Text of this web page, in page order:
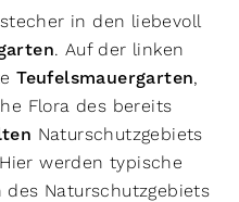
in den liebevoll
. Auf der linken
Teufelsmauergarten,
Flora des bereits
Naturschutzgebiets
werden typische
Naturschutzgebiets